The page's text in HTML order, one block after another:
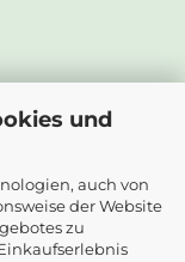
und
auch von
der Website
zu